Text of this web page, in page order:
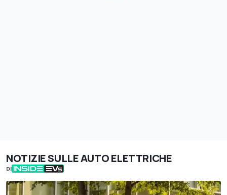
NOTIZIE SULLE AUTO ELETTRICHE
DI